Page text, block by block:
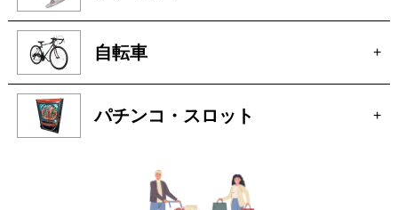
自転車 +
パチンコ・スロット +